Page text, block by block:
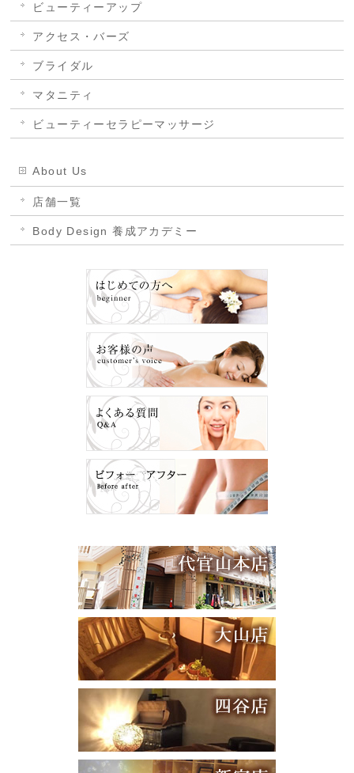
ビューティーアップ
アクセス・バーズ
ブライダル
マタニティ
ビューティーセラピーマッサージ
About Us
店舗一覧
Body Design 養成アカデミー